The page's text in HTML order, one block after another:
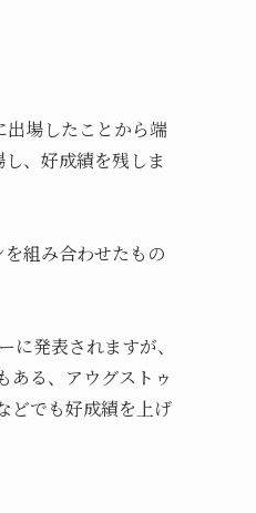
出場したことから端
、好成績を残しま
組み合わせたもの
発表されますが、
ある、アウグストゥ
どでも好成績を上げ